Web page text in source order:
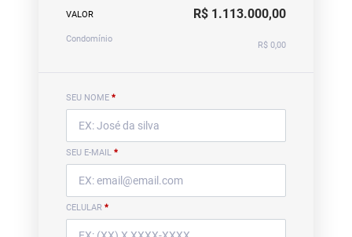
VALOR R$ 1.113.000,00
Condomínio
R$ 0,00
SEU NOME *
SEU E-MAIL *
CELULAR *